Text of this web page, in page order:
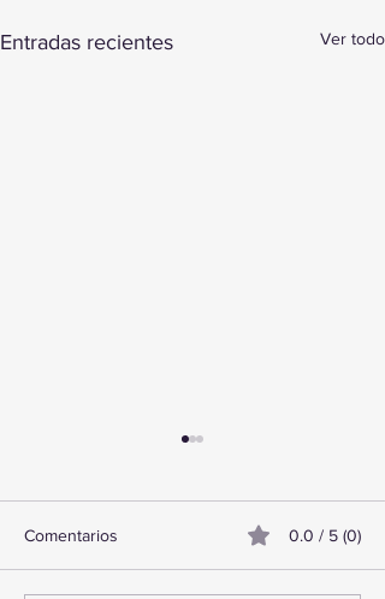
Entradas recientes Ver todo
Comentarios 0.0 / 5 (0)